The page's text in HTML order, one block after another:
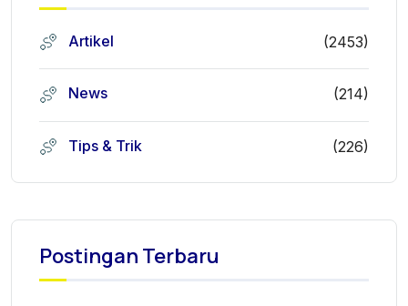
Artikel (2453)
News (214)
Tips & Trik (226)
Postingan Terbaru